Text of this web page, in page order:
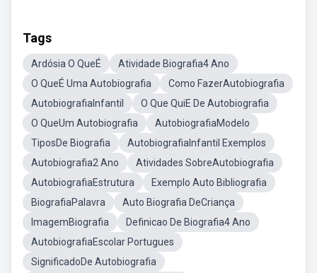
Tags
Ardósia O QueÉ
Atividade Biografia4 Ano
O QueÉ Uma Autobiografia
Como FazerAutobiografia
AutobiografiaInfantil
O Que QuiE De Autobiografia
O QueUm Autobiografia
AutobiografiaModelo
TiposDe Biografia
AutobiografiaInfantil Exemplos
Autobiografia2 Ano
Atividades SobreAutobiografia
AutobiografiaEstrutura
Exemplo Auto Bibliografia
BiografiaPalavra
Auto Biografia DeCriança
ImagemBiografia
Definicao De Biografia4 Ano
AutobiografiaEscolar Portugues
SignificadoDe Autobiografia